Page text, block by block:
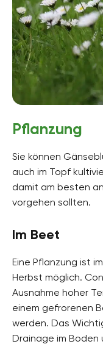
Pflanzung
Sie können
auch im Topf
damit am besten
vorgehen sollten.
Im Beet
Eine Pflanzung ist
Herbst möglich.
Ausnahme hoher
einem gefrorenen
werden. Das
Drainage im Boden